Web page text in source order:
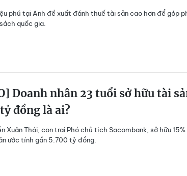
phú tại Anh đề xuất đánh thuế tài sản cao hơn để góp
quốc gia.
Doanh nhân 23 tuổi sở hữu tài
đồng là ai?
Xuân Thái, con trai Phó chủ tịch Sacombank, sở hữu
ước tính gần 5.700 tỷ đồng.